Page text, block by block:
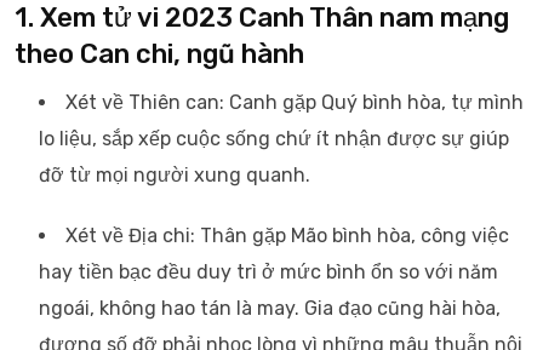
1. Xem tử vi 2023 Canh Thân nam mạng
theo Can chi, ngũ hành
Xét về Thiên can: Canh gặp Quý bình hòa, tự mình
lo liệu, sắp xếp cuộc sống chứ ít nhận được sự giúp
đỡ từ mọi người xung quanh.
Xét về Địa chi: Thân gặp Mão bình hòa, công việc
hay tiền bạc đều duy trì ở mức bình ổn so với năm
ngoái, không hao tán là may. Gia đạo cũng hài hòa,
đương số đỡ phải nhọc lòng vì những mâu thuẫn nội